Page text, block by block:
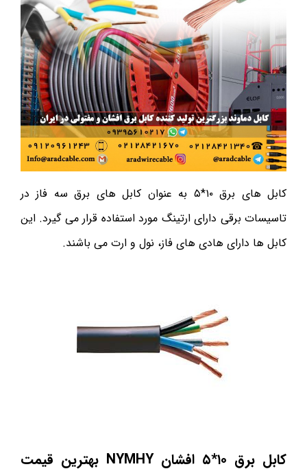
کابل های برق ۱۰*۵ به عنوان کابل های برق سه فاز در
تاسیسات برقی دارای ارتینگ مورد استفاده قرار می گیرد. این
کابل ها دارای هادی های فاز، نول و ارت می باشند.
کابل برق ۱۰*۵ افشان NYMHY بهترین قیمت